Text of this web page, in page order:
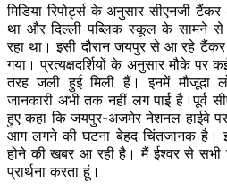
मिडिया रिपोर्ट्स के अनुसार सीएनजी
था और दिल्ली पब्लिक स्कूल के सामने
रहा था। इसी दौरान जयपुर से आ रहे
गया। प्रत्यक्षदर्शियों के अनुसार मौके पर
तरह जली हुई मिली हैं। इनमें मौजूदा
जानकारी अभी तक नहीं लग पाई है।पूर्व
हुए कहा कि जयपुर-अजमेर नेशनल हाईवे
आग लगने की घटना बेहद चिंतजानक है।
होने की खबर आ रही है। मैं ईश्वर से सभी
प्रार्थना करता हूं।